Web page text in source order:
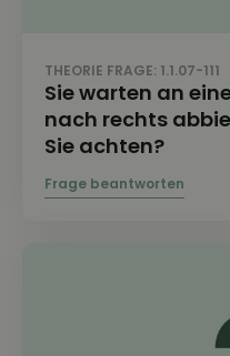
THEORIE FRAGE: 1.1.07-111
Sie warten an
nach rechts
Sie achten?